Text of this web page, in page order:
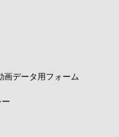
画データ用フォーム